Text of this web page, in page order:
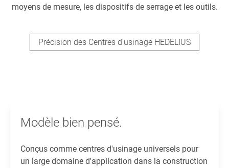
moyens de mesure, les dispositifs de serrage et les outils.
Précision des Centres d'usinage HEDELIUS
Modèle bien pensé.
Conçus comme centres d'usinage universels pour
un large domaine d'application dans la construction